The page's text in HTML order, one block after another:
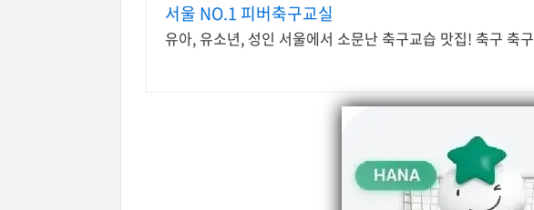
서울 NO.1 피버축구교실
유아, 유소년, 성인 서울에서 소문난 축구교습 맛집! 축구 축구